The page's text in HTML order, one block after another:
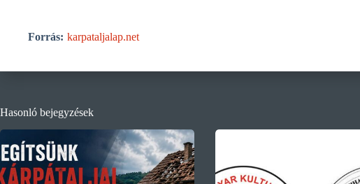
Forrás: karpataljalap.net
Hasonló bejegyzések